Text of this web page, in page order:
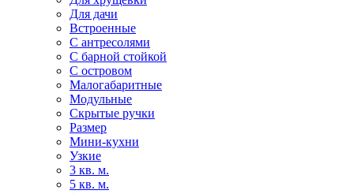
Для дачи
Встроенные
С антресолями
С барной стойкой
С островом
Малогабаритные
Модульные
Скрытые ручки
Размер
Мини-кухни
Узкие
3 кв. м.
5 кв. м.